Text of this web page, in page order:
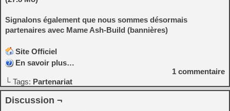
Signalons également que nous sommes désormais
partenaires avec Mame Ash-Build (bannières)
Site Officiel
En savoir plus…
└ Tags: Partenariat
1 commentaire
Discussion ¬